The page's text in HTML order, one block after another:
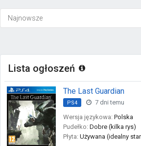
Lista ogłoszeń
The Last Guardian
PS4
7 dni temu
Wersja językowa: Polska
Pudełko: Dobre (kilka rys)
Płyta: Używana (idealny